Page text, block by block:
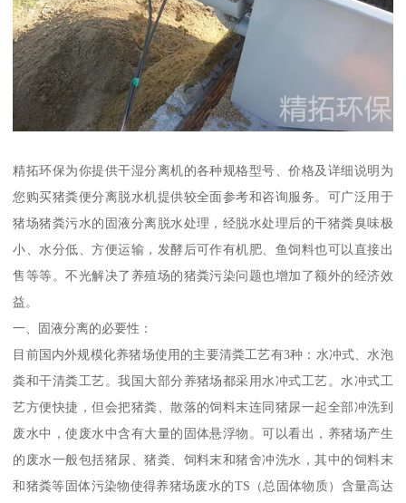
精拓环保为你提供干湿分离机的各种规格型号、价格及详细说明为
您购买猪粪便分离脱水机提供较全面参考和咨询服务。可广泛用于
猪场猪粪污水的固液分离脱水处理，经脱水处理后的干猪粪臭味极
小、水分低、方便运输，发酵后可作有机肥、鱼饲料也可以直接出
售等等。不光解决了养殖场的猪粪污染问题也增加了额外的经济效
益。
一、固液分离的必要性：
目前国内外规模化养猪场使用的主要清粪工艺有3种：水冲式、水泡
粪和干清粪工艺。我国大部分养猪场都采用水冲式工艺。水冲式工
艺方便快捷，但会把猪粪、散落的饲料末连同猪尿一起全部冲洗到
废水中，使废水中含有大量的固体悬浮物。可以看出，养猪场产生
的废水一般包括猪尿、猪粪、饲料末和猪舍冲洗水，其中的饲料末
和猪粪等固体污染物使得养猪场废水的TS（总固体物质）含量高达